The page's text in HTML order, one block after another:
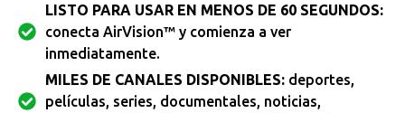
LISTO PARA USAR EN MENOS DE 60 SEGUNDOS:
conecta AirVision™ y comienza a ver
inmediatamente.
MILES DE CANALES DISPONIBLES: deportes,
películas, series, documentales, noticias,